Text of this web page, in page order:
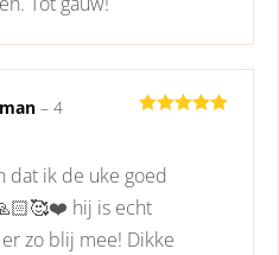
– 4
dat ik de uke goed
hij is echt
zo blij mee! Dikke